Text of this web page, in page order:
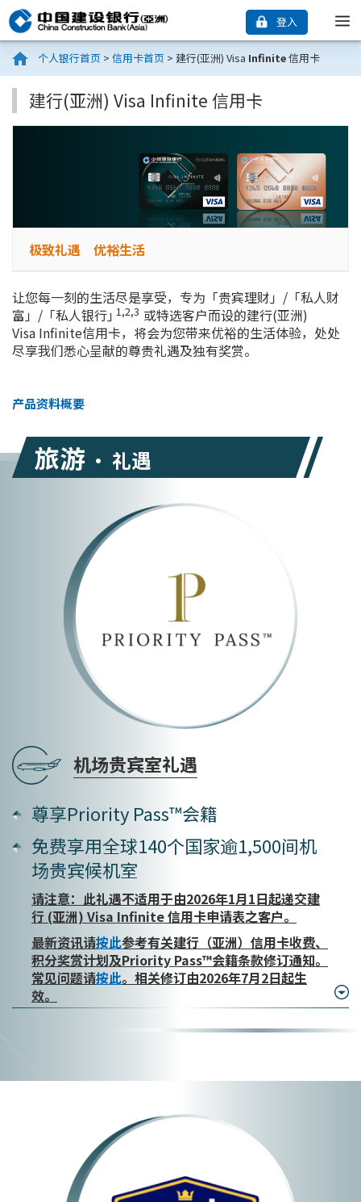
登入
个人银行首页 > 信用卡首页 > 建行(亚洲) Visa Infinite信用卡
建行(亚洲) Visa Infinite 信用卡
极致礼遇 优裕生活
让您每一刻的生活尽是享受，专为「贵宾理财」/「私人财
富」/「私人银行」1,2,3 或特选客户而设的建行(亚洲)
Visa Infinite信用卡，将会为您带来优裕的生活体验，处处
尽享我们悉心呈献的尊贵礼遇及独有奖赏。
产品资料概要
旅游 • 礼遇
机场贵宾室礼遇
尊享Priority Pass™会籍
免费享用全球140个国家逾1,500间机
场贵宾候机室
请注意：此礼遇不适用于由2026年1月1日起递交建
行 (亚洲) Visa Infinite 信用卡申请表之客户。
最新资讯请按此参考有关建行（亚洲）信用卡收费、
积分奖赏计划及Priority Pass™会籍条款修订通知。
常见问题请按此。相关修订由2026年7月2日起生
效。